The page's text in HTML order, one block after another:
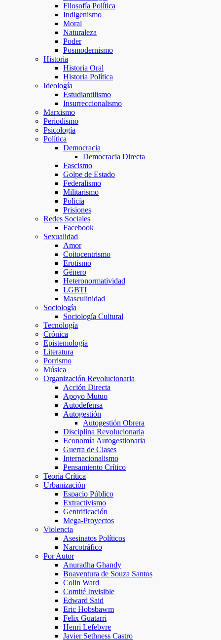
Filosofía Política
Indigenismo
Moral
Naturaleza
Poder
Posmodernismo
Historia
Historia Oral
Historia Política
Ideología
Estudiantilismo
Insurreccionalismo
Marxismo
Periodismo
Psicología
Política
Democracia
Democracia Directa
Fascismo
Golpe de Estado
Federalismo
Militarismo
Policía
Prisiones
Redes Sociales
Facebook
Sexualidad
Amor
Coitocentrismo
Erotismo
Género
Heteronormatividad
LGBTI
Masculinidad
Sociología
Sociología Cultural
Tecnología
Crónica
Epistemología
Literatura
Porrismo
Música
Organización Revolucionaria
Acción Directa
Apoyo Mutuo
Autodefensa
Autogestión
Autogestión Obrera
Disciplina Revolucionaria
Economía Autogestionaria
Guerra de Clases
Internacionalismo
Pensamiento Crítico
Teoría Crítica
Urbanización
Espacio Público
Extractivismo
Gentrificación
Mega-Proyectos
Violencia
Asesinatos Políticos
Narcotráfico
Por Autor
Anuradha Ghandy
Boaventura de Souza Santos
Colin Ward
Comité Invisible
Edward Said
Eric Hobsbawm
Felix Guatarri
Henri Lefebvre
Javier Sethness Castro